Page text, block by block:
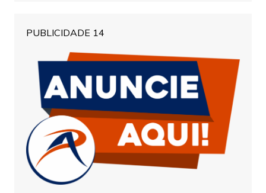
PUBLICIDADE 14